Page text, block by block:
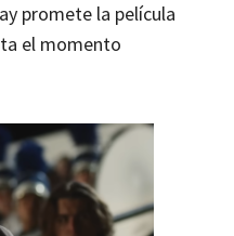
promete la película
el momento